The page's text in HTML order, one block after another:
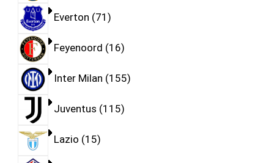
Everton 71
Feyenoord 16
Inter Milan 155
Juventus 115
Lazio 15